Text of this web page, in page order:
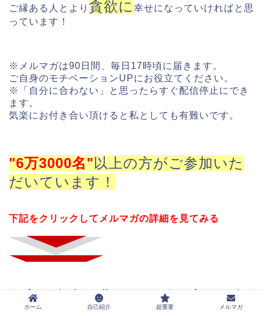
ご縁ある人とより 貪欲に 幸せになっていければと思
っています！
※メルマガは90日間、毎日17時頃に届きます。
ご自身のモチベーションUPにお役立てください。
※「自分に合わない」と思ったらすぐ配信停止にでき
ます。
気楽にお付き合い頂けると私としても有難いです。
"6万3000名" 以上の方がご参加いた
だいています！
下記をクリックしてメルマガの詳細を見てみる
→富と自由と豊かさを引き寄せる無
ホーム 自己紹介 超重要 メルマガ